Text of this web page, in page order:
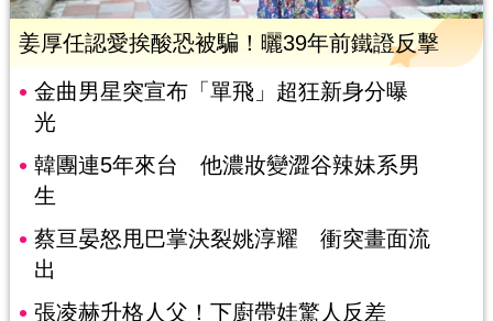
姜厚任認愛挨酸恐被騙！曬39年前鐵證反擊
金曲男星突宣布「單飛」超狂新身分曝
光
韓團連5年來台 他濃妝變澀谷辣妹系男
生
蔡亘晏怒甩巴掌決裂姚淳耀 衝突畫面流
出
張凌赫升格人父！下廚帶娃驚人反差